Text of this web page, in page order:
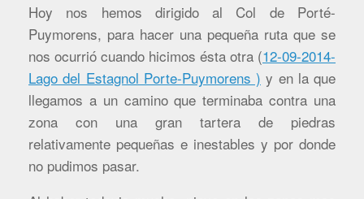
Hoy nos hemos dirigido al Col de Porté-
Puymorens, para hacer una pequeña ruta que se
nos ocurrió cuando hicimos ésta otra (12-09-2014-
Lago del Estagnol Porte-Puymorens ) y en la que
llegamos a un camino que terminaba contra una
zona con una gran tartera de piedras
relativamente pequeñas e inestables y por donde
no pudimos pasar.